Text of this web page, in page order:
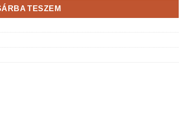
TESZEM